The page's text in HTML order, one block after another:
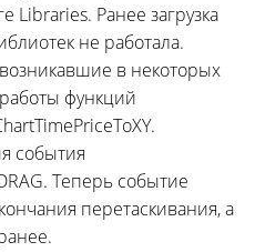
Libraries. Ранее загрузка
не работала.
в некоторых
работы функций
события
Теперь событие
перетаскивания, а